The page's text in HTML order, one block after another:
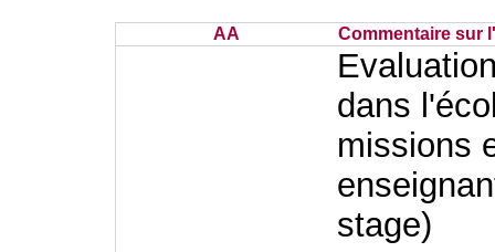
AA Commentaire sur
dans
missions
stage)